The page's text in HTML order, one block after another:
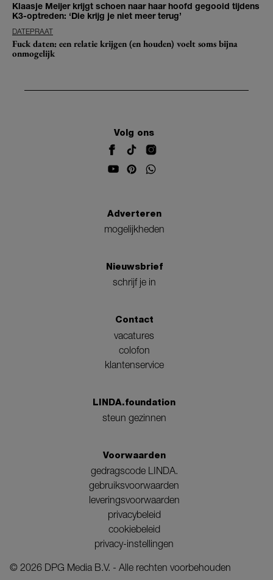
Klaasje Meijer krijgt schoen naar haar hoofd gegooid tijdens
K3-optreden: ‘Die krijg je niet meer terug’
DATEPRAAT
Fuck daten: een relatie krijgen (en houden) voelt soms bijna
onmogelijk
Volg ons
Adverteren
mogelijkheden
Nieuwsbrief
schrijf je in
Contact
vacatures
colofon
klantenservice
LINDA.foundation
steun gezinnen
Voorwaarden
gedragscode LINDA.
gebruiksvoorwaarden
leveringsvoorwaarden
privacybeleid
cookiebeleid
privacy-instellingen
© 2026 DPG Media B.V. - Alle rechten voorbehouden